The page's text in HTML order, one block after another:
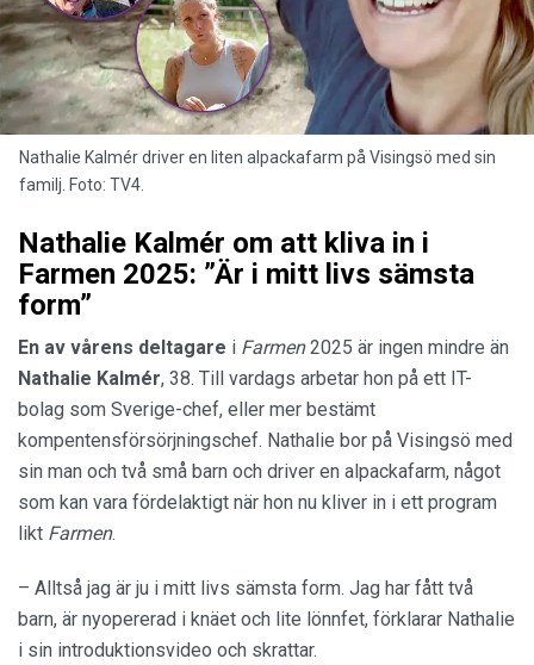
Nathalie Kalmér driver en liten alpackafarm på Visingsö med sin
familj. Foto: TV4.
Nathalie Kalmér om att kliva in i
Farmen 2025: ”Är i mitt livs sämsta
form”
En av vårens deltagare i Farmen2025 är ingen mindre än
Nathalie Kalmér, 38. Till vardags arbetar hon på ett IT-
bolag som Sverige-chef, eller mer bestämt
kompentensförsörjningschef. Nathalie bor på Visingsö med
sin man och två små barn och driver en alpackafarm, något
som kan vara fördelaktigt när hon nu kliver in i ett program
likt Farmen.
– Alltså jag är ju i mitt livs sämsta form. Jag har fått två
barn, är nyopererad i knäet och lite lönnfet, förklarar Nathalie
i sin introduktionsvideo och skrattar.